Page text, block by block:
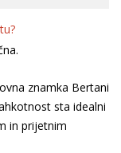
znamka Bertani
sta idealni
in prijetnim